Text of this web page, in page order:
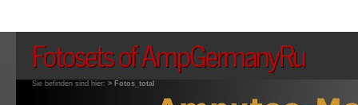
Fotosets of AmpGermanyRu
Sie befinden sind hier: > Fotos_total